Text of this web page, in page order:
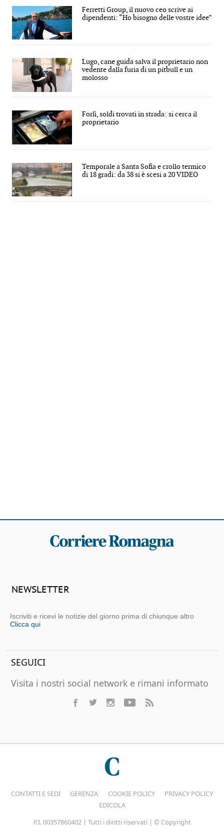
Ferretti Group, il nuovo ceo scrive ai
dipendenti: “Ho bisogno delle vostre idee”
Lugo, cane guida salva il proprietario non
vedente dalla furia di un pitbull e un
molosso
Forlì, soldi trovati in strada: si cerca il
proprietario
Temporale a Santa Sofia e crollo termico
di 18 gradi: da 38 si è scesi a 20 VIDEO
NEWSLETTER
Iscriviti e ricevi le notizie del giorno prima di chiunque altro
Clicca qui
SEGUICI
Visita i nostri social network e rimani informato
CONTATTI E SEDI GERENZA COOKIE POLICY
PRIVACY POLICY
EDICOLA
P.I. 00357860402 | Tutti i diritti riservati | © Copyright